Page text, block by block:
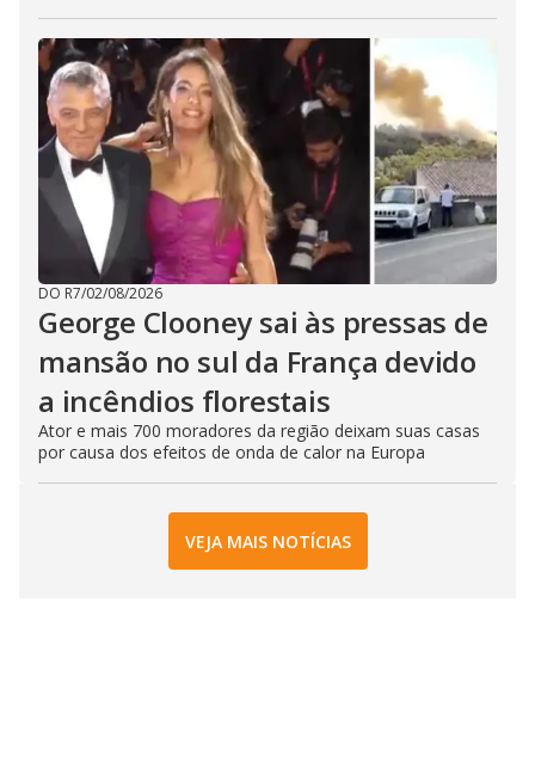
DO R7/02/08/2026
George Clooney sai às pressas de
mansão no sul da França devido
a incêndios florestais
Ator e mais 700 moradores da região deixam suas casas
por causa dos efeitos de onda de calor na Europa
VEJA MAIS NOTÍCIAS